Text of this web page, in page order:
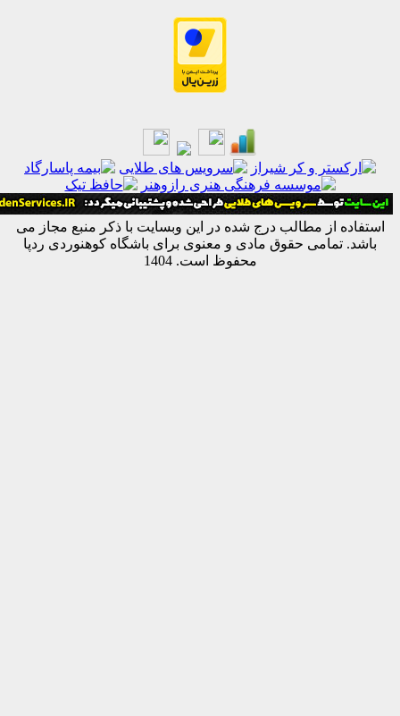
از مطالب درج شده در این وبسایت با ذکر منبع مجاز می
تمامی حقوق مادی و معنوی برای باشگاه کوهنوردی ردپا
محفوظ است. 1404